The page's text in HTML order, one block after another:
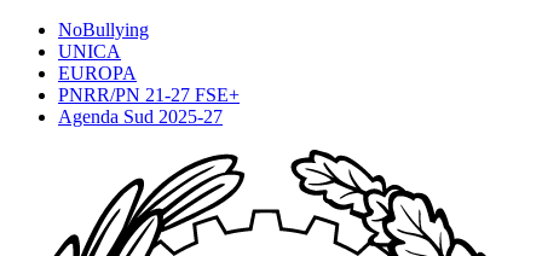
NoBullying
UNICA
EUROPA
PNRR/PN 21-27 FSE+
Agenda Sud 2025-27